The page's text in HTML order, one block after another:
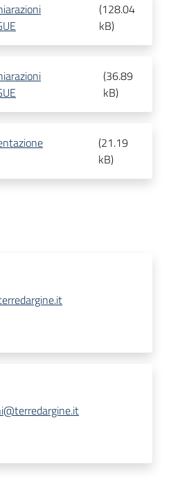
(128.04
kB)
(36.89
kB)
(21.19
kB)